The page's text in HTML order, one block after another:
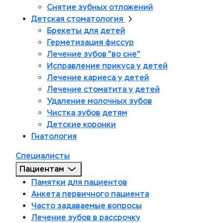
Снятие зубных отложений
Детская стоматология
Брекеты для детей
Герметизация фиссур
Лечение зубов "во сне"
Исправление прикуса у детей
Лечение кариеса у детей
Лечение стоматита у детей
Удаление молочных зубов
Чистка зубов детям
Детские коронки
Гнатология
Специалисты
Пациентам
Памятки для пациентов
Анкета первичного пациента
Часто задаваемые вопросы
Лечение зубов в рассрочку